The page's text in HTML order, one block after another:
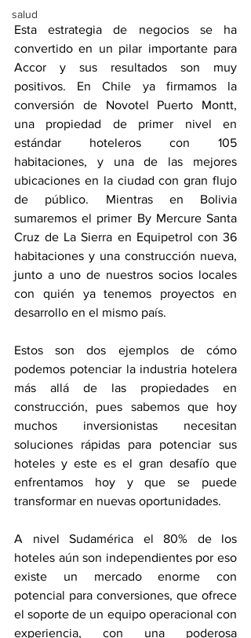
salud
Esta estrategia de negocios se ha
convertido en un pilar importante para
Accor y sus resultados son muy
positivos. En Chile ya firmamos la
conversión de Novotel Puerto Montt,
una propiedad de primer nivel en
estándar hoteleros con 105
habitaciones, y una de las mejores
ubicaciones en la ciudad con gran flujo
de público. Mientras en Bolivia
sumaremos el primer By Mercure Santa
Cruz de La Sierra en Equipetrol con 36
habitaciones y una construcción nueva,
junto a uno de nuestros socios locales
con quién ya tenemos proyectos en
desarrollo en el mismo país.
Estos son dos ejemplos de cómo
podemos potenciar la industria hotelera
más allá de las propiedades en
construcción, pues sabemos que hoy
muchos inversionistas necesitan
soluciones rápidas para potenciar sus
hoteles y este es el gran desafío que
enfrentamos hoy y que se puede
transformar en nuevas oportunidades.
A nivel Sudamérica el 80% de los
hoteles aún son independientes por eso
existe un mercado enorme con
potencial para conversiones, que ofrece
el soporte de un equipo operacional con
experiencia, con una poderosa